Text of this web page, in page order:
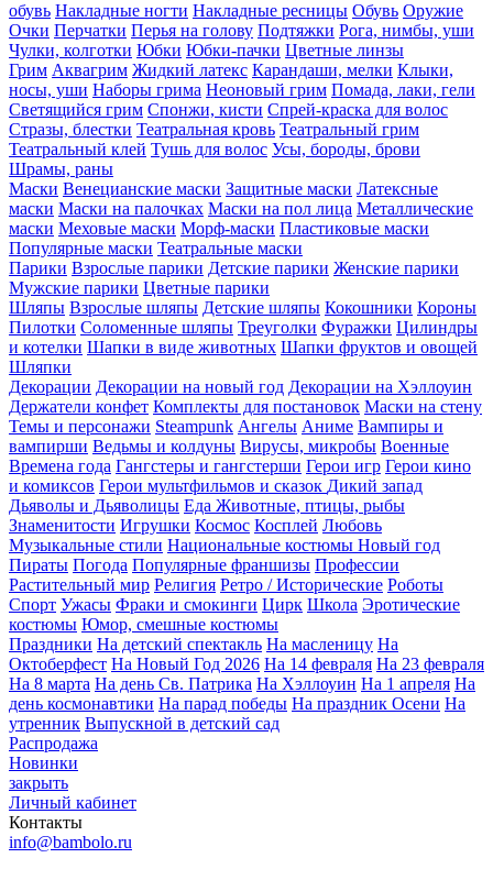
обувь Накладные ногти Накладные ресницы Обувь Оружие
Очки Перчатки Перья на голову Подтяжки Рога, нимбы, уши
Чулки, колготки Юбки Юбки-пачки Цветные линзы
Грим Аквагрим Жидкий латекс Карандаши, мелки Клыки,
носы, уши Наборы грима Неоновый грим Помада, лаки, гели
Светящийся грим Спонжи, кисти Спрей-краска для волос
Стразы, блестки Театральная кровь Театральный грим
Театральный клей Тушь для волос Усы, бороды, брови
Шрамы, раны
Маски Венецианские маски Защитные маски Латексные
маски Маски на палочках Маски на пол лица Металлические
маски Меховые маски Морф-маски Пластиковые маски
Популярные маски Театральные маски
Парики Взрослые парики Детские парики Женские парики
Мужские парики Цветные парики
Шляпы Взрослые шляпы Детские шляпы Кокошники Короны
Пилотки Соломенные шляпы Треуголки Фуражки Цилиндры
и котелки Шапки в виде животных Шапки фруктов и овощей
Шляпки
Декорации Декорации на новый год Декорации на Хэллоуин
Держатели конфет Комплекты для постановок Маски на стену
Темы и персонажи Steampunk Ангелы Аниме Вампиры и
вампирши Ведьмы и колдуны Вирусы, микробы Военные
Времена года Гангстеры и гангстерши Герои игр Герои кино
и комиксов Герои мультфильмов и сказок Дикий запад
Дьяволы и Дьяволицы Еда Животные, птицы, рыбы
Знаменитости Игрушки Космос Косплей Любовь
Музыкальные стили Национальные костюмы Новый год
Пираты Погода Популярные франшизы Профессии
Растительный мир Религия Ретро / Исторические Роботы
Спорт Ужасы Фраки и смокинги Цирк Школа Эротические
костюмы Юмор, смешные костюмы
Праздники На детский спектакль На масленицу На
Октоберфест На Новый Год 2026 На 14 февраля На 23 февраля
На 8 марта На день Св. Патрика На Хэллоуин На 1 апреля На
день космонавтики На парад победы На праздник Осени На
утренник Выпускной в детский сад
Распродажа
Новинки
закрыть
Личный кабинет
Контакты
info@bambolo.ru